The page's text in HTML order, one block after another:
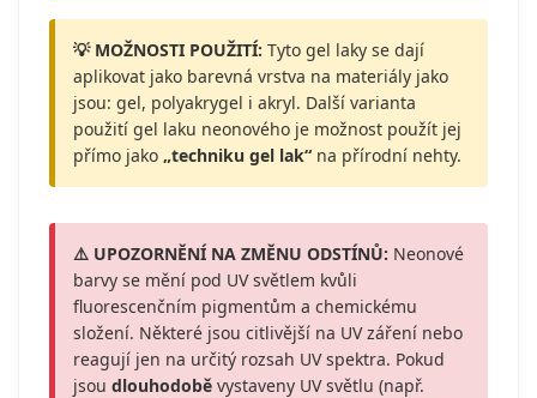
💡 MOŽNOSTI POUŽITÍ: Tyto gel laky se dají
aplikovat jako barevná vrstva na materiály jako
jsou: gel, polyakrygel i akryl. Další varianta
použití gel laku neonového je možnost použít jej
přímo jako „techniku gel lak“ na přírodní nehty.
⚠️ UPOZORNĚNÍ NA ZMĚNU ODSTÍNŮ: Neonové
barvy se mění pod UV světlem kvůli
fluorescenčním pigmentům a chemickému
složení. Některé jsou citlivější na UV záření nebo
reagují jen na určitý rozsah UV spektra. Pokud
jsou dlouhodobě vystaveny UV světlu (např.